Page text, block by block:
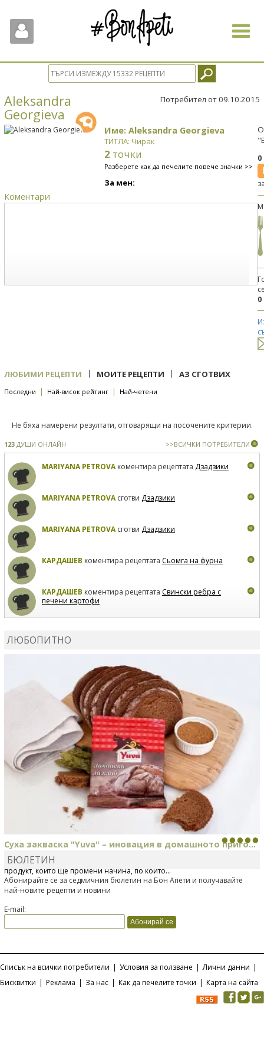
Toggle
Aleksandra
Georgieva
Потребител от 09.10.2015
Име: Aleksandra Georgieva
ТИТЛА: Чирак
2 точки
Разберете как да печелите повече значки >>
За мен:
Коментари
0
ЛЮБИМИ РЕЦЕПТИ | МОИТЕ РЕЦЕПТИ | АЗ СГОТВИХ
Последни | Най-висок рейтинг | Най-четени
Не бяха намерени резултати, отговарящи на посочените критерии.
123 ДУШИ ОНЛАЙН >>ВСИЧКИ ПОТРЕБИТЕЛИ
MARIYANA PETROVAкоментира рецептата Дзадзики
MARIYANA PETROVAсготви Дзадзики
MARIYANA PETROVAсготви Дзадзики
КАРДАШЕВ коментира рецептата Сьомга на фурна
КАРДАШЕВ коментира рецептата Свински ребра с
печени картофи
ЛЮБОПИТНО
Суха закваска "Yuva" – иновация в домашното приго...
Отскоро Лесафр България стартира предлагането на изцяло нов
продукт, който ще промени начина, по който...
БЮЛЕТИН
Абонирайте се за седмичния бюлетин на Бон Апети и получавайте
най-новите рецепти и новини
E-mail:
Списък на всички потребители | Условия за ползване | Лични данни |
Бисквитки | Реклама | За нас | Как да печелите точки | Карта на сайта